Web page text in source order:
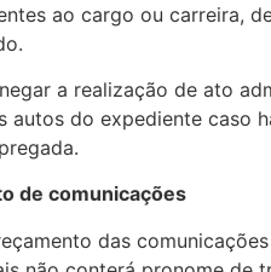
ao cargo ou carreira,
a realização de ato
autos do expediente caso
de comunicações
das